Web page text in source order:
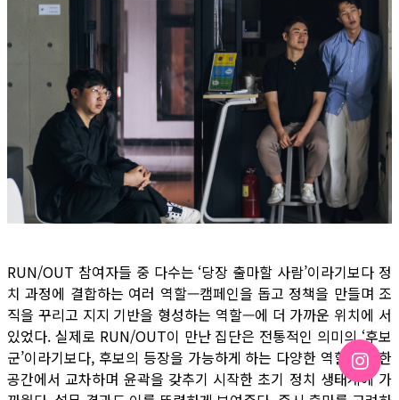
RUN/OUT 참여자들 중 다수는 ‘당장 출마할 사람’이라기보다 정
치 과정에 결합하는 여러 역할—캠페인을 돕고 정책을 만들며 조
직을 꾸리고 지지 기반을 형성하는 역할—에 더 가까운 위치에 서
있었다. 실제로 RUN/OUT이 만난 집단은 전통적인 의미의 ‘후보
군’이라기보다, 후보의 등장을 가능하게 하는 다양한 역할들이 한
공간에서 교차하며 윤곽을 갖추기 시작한 초기 정치 생태계에 가